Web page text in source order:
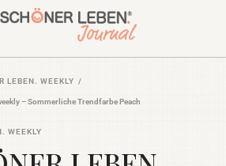
LEBEN. WEEKLY /
– Sommerliche Trendfarbe Peach
WEEKLY